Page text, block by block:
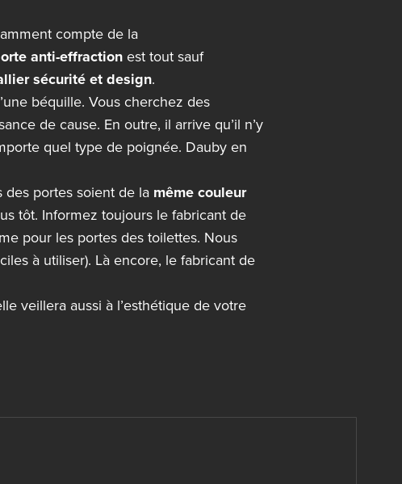
compte de la
anti-effraction est tout sauf
sécurité et design.
béquille. Vous cherchez des
de cause. En outre, il arrive qu’il n’y
quel type de poignée. Dauby en
portes soient de la même couleur
tôt. Informez toujours le fabricant de
pour les portes des toilettes. Nous
à utiliser). Là encore, le fabricant de
veillera aussi à l’esthétique de votre